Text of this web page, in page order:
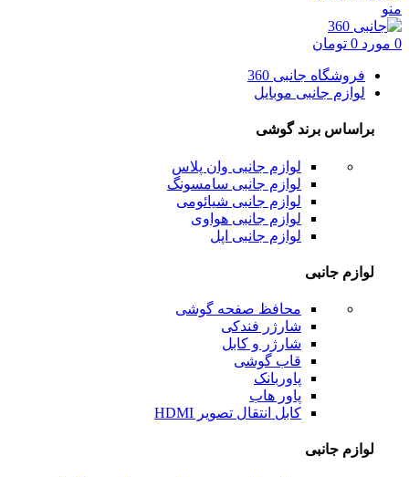
منو
0 مورد 0 تومان
فروشگاه جانبی 360
لوازم جانبی موبایل
براساس برند گوشی
لوازم جانبی وان پلاس
لوازم جانبی سامسونگ
لوازم جانبی شیائومی
لوازم جانبی هواوی
لوازم جانبی اپل
لوازم جانبی
محافظ صفحه گوشی
شارژر فندکی
شارژر و کابل
قاب گوشی
پاوربانک
پاور هاب
کابل انتقال تصویر HDMI
لوازم جانبی